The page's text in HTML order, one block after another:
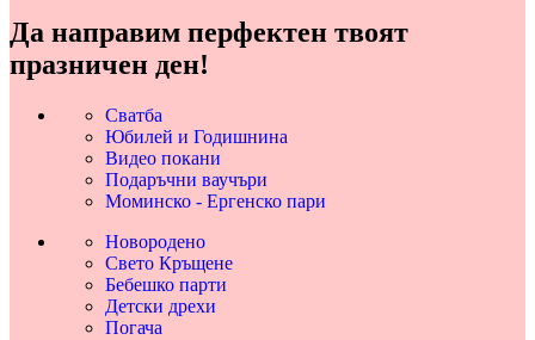
Да направим перфектен твоят
празничен ден!
Сватба
Юбилей и Годишнина
Видео покани
Подаръчни ваучъри
Моминско - Ергенско пари
Новородено
Свето Кръщене
Бебешко парти
Детски дрехи
Погача